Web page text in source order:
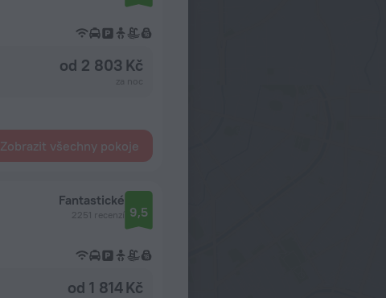
od 2 803 Kč
Zobrazit všechny pokoje
Fantastické
2251 recenzí 9,5
od 1 814 Kč